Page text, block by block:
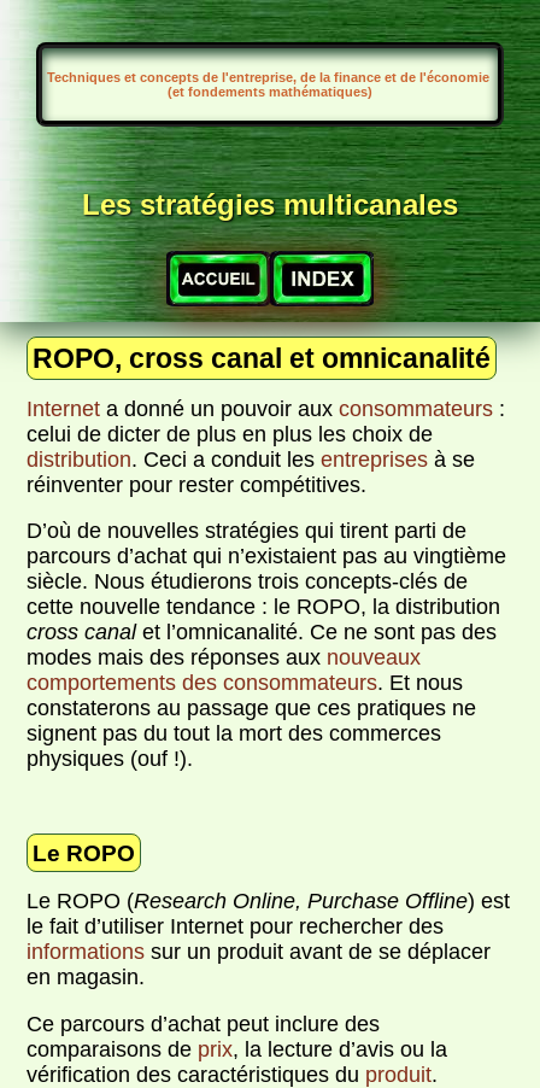
Techniques et concepts de l'entreprise, de la finance et de l'économie
(et fondements mathématiques)
Les stratégies multicanales
ROPO, cross canal et omnicanalité
Internet a donné un pouvoir auxconsommateurs :
celui de dicter de plus en plus les choix de
distribution. Ceci a conduit lesentreprises à se
réinventer pour rester compétitives.
D’où de nouvelles stratégies qui tirent parti de
parcours d’achat qui n’existaient pas au vingtième
siècle. Nous étudierons trois concepts-clés de
cette nouvelle tendance : le ROPO, la distribution
cross canalet l’omnicanalité. Ce ne sont pas des
modes mais des réponses aux nouveaux
comportements des consommateurs. Et nous
constaterons au passage que ces pratiques ne
signent pas du tout la mort des commerces
physiques (ouf !).
Le ROPO
Le ROPO (Research Online, Purchase Offline) est
le fait d’utiliser Internet pour rechercher des
informations sur un produit avant de se déplacer
en magasin.
Ce parcours d’achat peut inclure des
comparaisons de prix, la lecture d’avis ou la
vérification des caractéristiques du produit.